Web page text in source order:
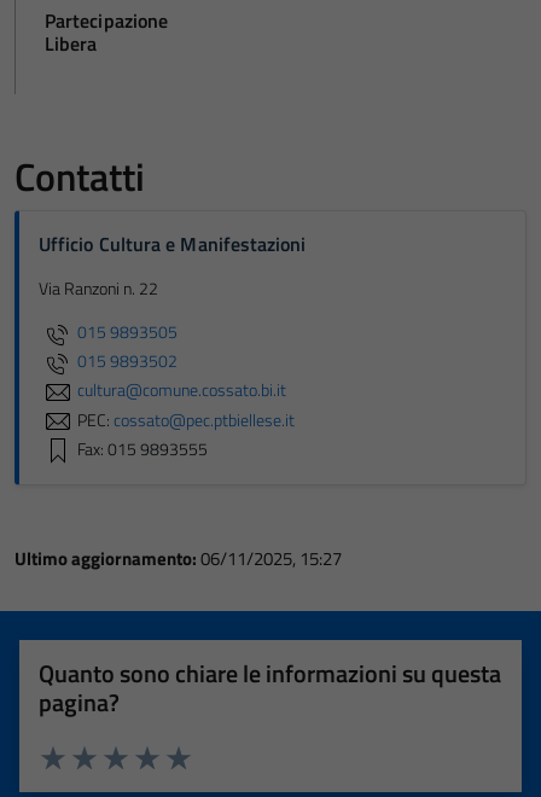
Partecipazione
Libera
Contatti
Ufficio Cultura e Manifestazioni
Via Ranzoni n. 22
015 9893505
015 9893502
cultura@comune.cossato.bi.it
PEC:cossato@pec.ptbiellese.it
Fax: 015 9893555
Ultimo aggiornamento:06/11/2025, 15:27
Quanto sono chiare le informazioni su questa
pagina?
Valuta 5 stelle su 5
Valuta 4 stelle su 5
Valuta 3 stelle su 5
Valuta 2 stelle su 5
Valuta 1 stelle su 5